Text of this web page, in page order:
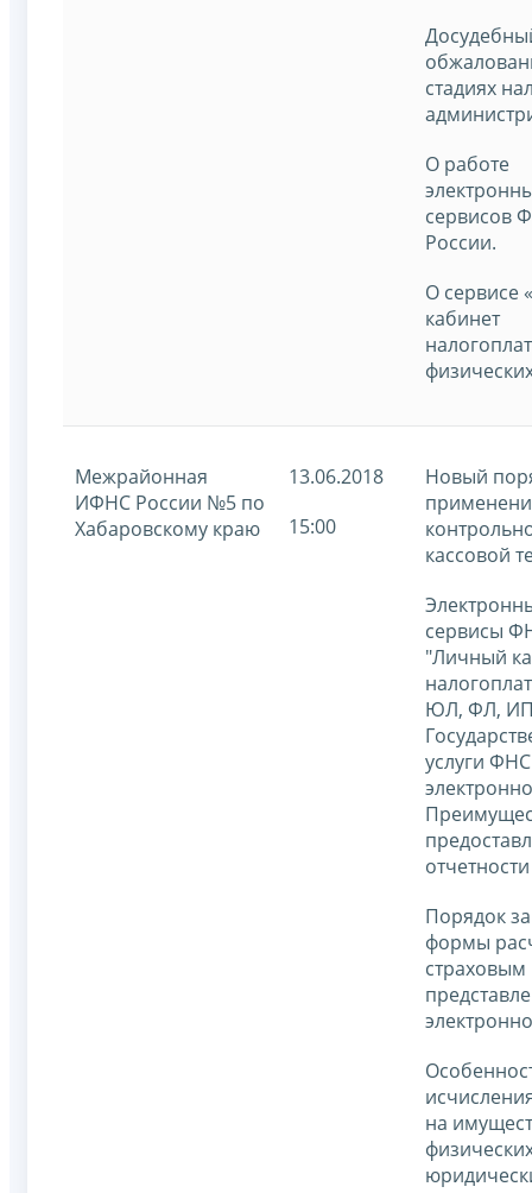
стадиях
О работе
сервисов
России.
О сервисе
кабинет
Межрайонная
ИФНС России №5 по
Хабаровскому краю
13.06.2018
15:00
Новый
кассовой
сервисы
"Личный
ЮЛ, ФЛ,
услуги
Порядок
формы
на